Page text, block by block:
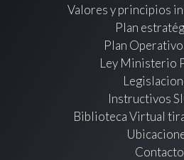
Valores y principios
Plan
Plan
Ley Ministerio
Instructivos
Biblioteca Virtual
Contacto